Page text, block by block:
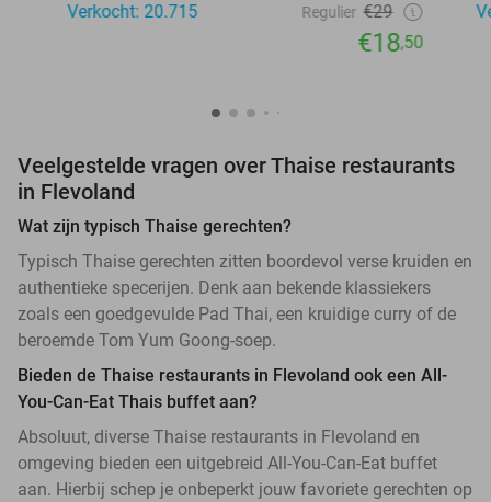
Verkocht: 20.715
Regulier €29
€18,50
Veelgestelde vragen over Thaise restaurants
in Flevoland
Wat zijn typisch Thaise gerechten?
Typisch Thaise gerechten zitten boordevol verse kruiden en
authentieke specerijen. Denk aan bekende klassiekers
zoals een goedgevulde Pad Thai, een kruidige curry of de
beroemde Tom Yum Goong-soep.
Bieden de Thaise restaurants in Flevoland ook een All-
You-Can-Eat Thais buffet aan?
Absoluut, diverse Thaise restaurants in Flevoland en
omgeving bieden een uitgebreid All-You-Can-Eat buffet
aan. Hierbij schep je onbeperkt jouw favoriete gerechten op